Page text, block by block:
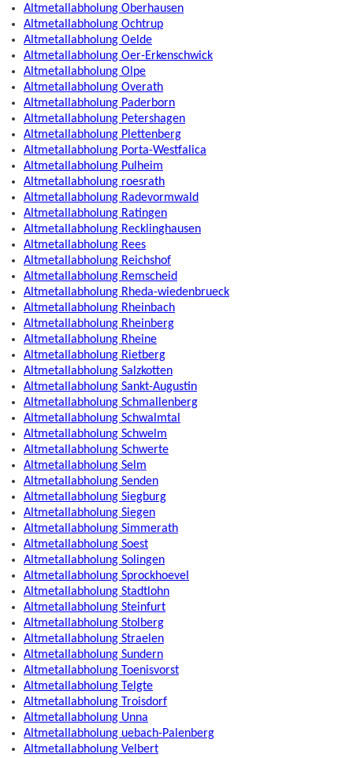
Altmetallabholung Oberhausen
Altmetallabholung Ochtrup
Altmetallabholung Oelde
Altmetallabholung Oer-Erkenschwick
Altmetallabholung Olpe
Altmetallabholung Overath
Altmetallabholung Paderborn
Altmetallabholung Petershagen
Altmetallabholung Plettenberg
Altmetallabholung Porta-Westfalica
Altmetallabholung Pulheim
Altmetallabholung roesrath
Altmetallabholung Radevormwald
Altmetallabholung Ratingen
Altmetallabholung Recklinghausen
Altmetallabholung Rees
Altmetallabholung Reichshof
Altmetallabholung Remscheid
Altmetallabholung Rheda-wiedenbrueck
Altmetallabholung Rheinbach
Altmetallabholung Rheinberg
Altmetallabholung Rheine
Altmetallabholung Rietberg
Altmetallabholung Salzkotten
Altmetallabholung Sankt-Augustin
Altmetallabholung Schmallenberg
Altmetallabholung Schwalmtal
Altmetallabholung Schwelm
Altmetallabholung Schwerte
Altmetallabholung Selm
Altmetallabholung Senden
Altmetallabholung Siegburg
Altmetallabholung Siegen
Altmetallabholung Simmerath
Altmetallabholung Soest
Altmetallabholung Solingen
Altmetallabholung Sprockhoevel
Altmetallabholung Stadtlohn
Altmetallabholung Steinfurt
Altmetallabholung Stolberg
Altmetallabholung Straelen
Altmetallabholung Sundern
Altmetallabholung Toenisvorst
Altmetallabholung Telgte
Altmetallabholung Troisdorf
Altmetallabholung Unna
Altmetallabholung uebach-Palenberg
Altmetallabholung Velbert